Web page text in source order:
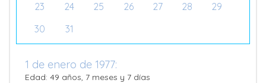
23
24 25 26 27 28
29
30
31
1 de enero de 1977:
Edad: 49 años, 7 meses y 7 días